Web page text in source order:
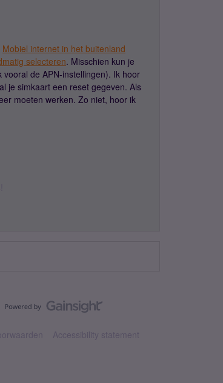
Mobiel internet in het buitenland
selecteren. Misschien kun je
de APN-instellingen). Ik hoor
je simkaart een reset gegeven. Als
moeten werken. Zo niet, hoor ik
Accessibility statement